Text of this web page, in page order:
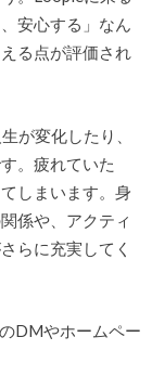
安心する」なん
る点が評価され
が変化したり、
。疲れていた
しまいます。身
係や、アクティ
らに充実してく
DMやホームペー